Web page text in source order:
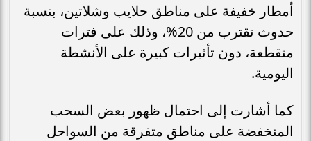
أمطار خفيفة على مناطق حلايب وشلاتين، بنسبة
حدوث تقترب من 20%، وذلك على فترات
متقطعة، دون تأثيرات كبيرة على الأنشطة
اليومية.
كما أشارت إلى احتمال ظهور بعض السحب
المنخفضة على مناطق متفرقة من السواحل